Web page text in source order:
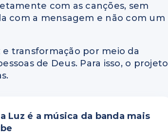
com as canções, sem
com a mensagem e não com um
transformação por meio da
de Deus. Para isso, o projeto
Luz é a música da banda mais